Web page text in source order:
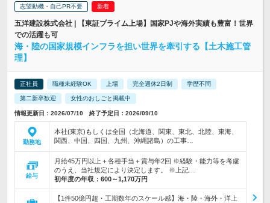
志望動機・自己PR不要
五洋建設株式会社 | 【東証プライム上場】国家PJや海外実績も豊富！世界
での活躍も可
海・陸の国家規模インフラを担い世界を牽引する【土木施工管
理】
正社員 職種未経験OK 上場 完全週休2日制 学歴不問
第二新卒歓迎 女性のおしごと掲載中
情報更新日：2026/07/10 終了予定日：2026/09/10
勤務地
本社(東京)もしくは全国（北海道、関東、東北、北陸、東海、
関西、中国、四国、九州、沖縄諸島）の工事…
給与
月給45万円以上＋各種手当＋賞与年2回 ※経験・能力等を考慮
のうえ、当社規定により決定します。 ※上記…
初年度の年収： 600～1,170万円
【1件50億円超・工期数年のスケール感】海・陸・海外・洋上